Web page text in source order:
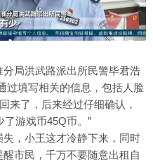
局洪武路派出所民警毕君浩
过填写相关的信息，包括人脸
来了，后来经过仔细确认，
游戏币45Q币。”
，小王这才冷静下来，同时
市民，千万不要随意出租自